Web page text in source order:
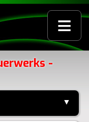
≡
-
▼